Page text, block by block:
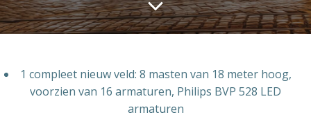
1 compleet nieuw veld: 8 masten van 18 meter hoog,
voorzien van 16 armaturen, Philips BVP 528 LED
armaturen